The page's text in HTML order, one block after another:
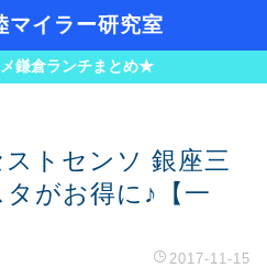
マイラー研究室
鎌倉ランチまとめ★
ストセンソ 銀座三
がお得に♪【一
2017-11-15